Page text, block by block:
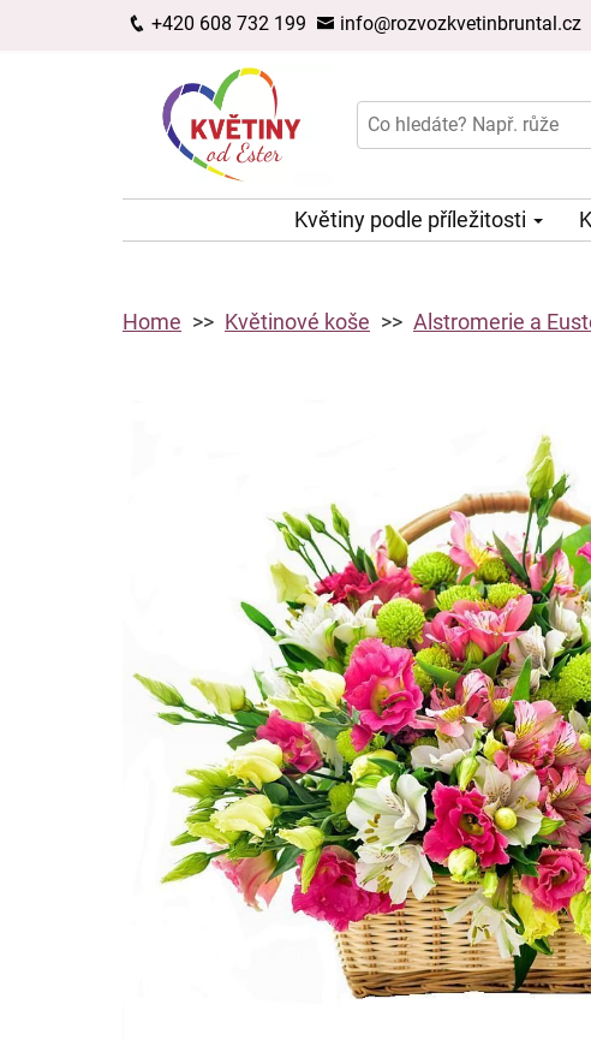
+420 608 732 199 info@rozvozkvetinbruntal.cz
Květiny podle příležitosti
Home Květinové koše Alstromerie a